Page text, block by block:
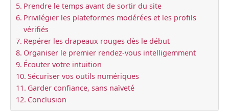
Prendre le temps avant de sortir du site
Privilégier les plateformes modérées et les profils
vérifiés
Repérer les drapeaux rouges dès le début
Organiser le premier rendez-vous intelligemment
Écouter votre intuition
Sécuriser vos outils numériques
Garder confiance, sans naïveté
Conclusion